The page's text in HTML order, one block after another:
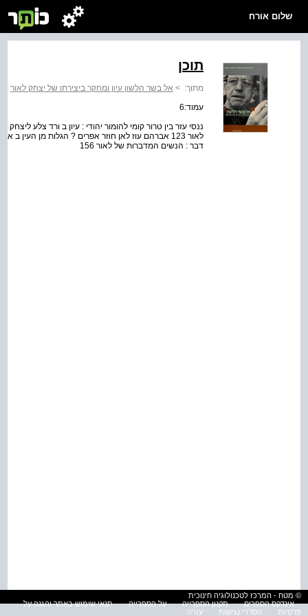
שלום אורח
תוכן
מתוך: > אל בשר הלשון עיון ומחקר ביצירתו של יצחק לאור >
עמוד:6
דבר : הנשים המדברות של לאור 156
© מטח - המרכז לטכנולוגיה חינוכית
אינדקס הספרים
תקנון הספרייה על הספרייה
תנאי שימוש באתר והגנה על
פרטיות
הסדרי נגישות עזרה